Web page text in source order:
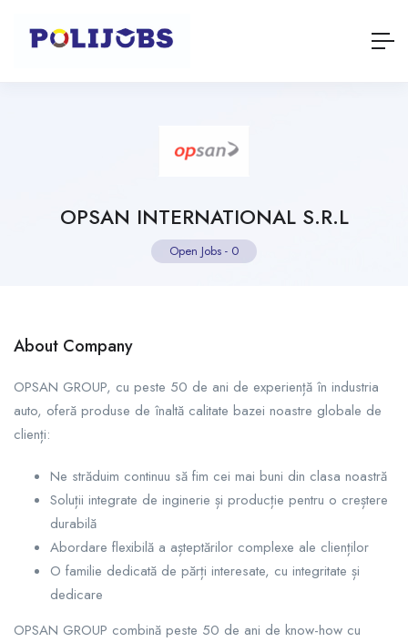
OPSAN INTERNATIONAL S.R.L
Open Jobs - 0
About Company
OPSAN GROUP, cu peste 50 de ani de experiență în industria
auto, oferă produse de înaltă calitate bazei noastre globale de
clienți:
Ne străduim continuu să fim cei mai buni din clasa noastră
Soluții integrate de inginerie și producție pentru o creștere
durabilă
Abordare flexibilă a așteptărilor complexe ale clienților
O familie dedicată de părți interesate, cu integritate și
dedicare
OPSAN GROUP combină peste 50 de ani de know-how cu